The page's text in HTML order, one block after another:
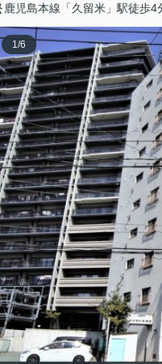
鹿児島本線「久留米」駅徒歩4
1/6